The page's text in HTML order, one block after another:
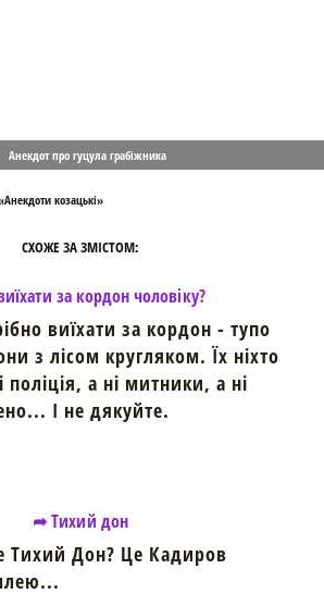
Анекдот про гуцула грабіжника
Анекдоти козацькі»
СХОЖЕ ЗА ЗМІСТОМ:
за кордон чоловіку?
виїхати за кордон - тупо
з лісом кругляком. Їх ніхто
поліція, а ні митники, а ні
І не дякуйте.
➦ Тихий дон
Тихий Дон? Це Кадиров